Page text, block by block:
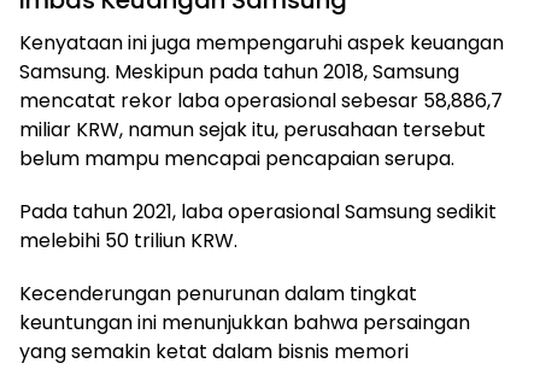
Kenyataan ini juga mempengaruhi aspek keuangan
Samsung. Meskipun pada tahun 2018, Samsung
mencatat rekor laba operasional sebesar 58,886,7
miliar KRW, namun sejak itu, perusahaan tersebut
belum mampu mencapai pencapaian serupa.
Pada tahun 2021, laba operasional Samsung sedikit
melebihi 50 triliun KRW.
Kecenderungan penurunan dalam tingkat
keuntungan ini menunjukkan bahwa persaingan
yang semakin ketat dalam bisnis memori